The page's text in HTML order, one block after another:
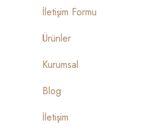
İletişim Formu
Ürünler
Kurumsal
Blog
İletişim